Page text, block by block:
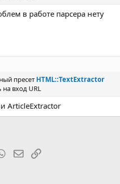
в работе парсера нету
пресет HTML::TextExtractor
на вход URL
ArticleExtractor
WhatsAppЭлектронная почта
Ссылка